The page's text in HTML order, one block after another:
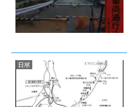
日常